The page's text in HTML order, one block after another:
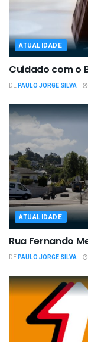
ATUALIDADE
Cuidado com o
DEPAULO JORGE SILVA
ATUALIDADE
Rua Fernando
DEPAULO JORGE SILVA